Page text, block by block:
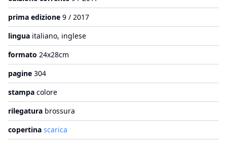
prima edizione 9 / 2017
lingua italiano, inglese
formato 24x28cm
pagine 304
stampa colore
rilegatura brossura
copertina scarica